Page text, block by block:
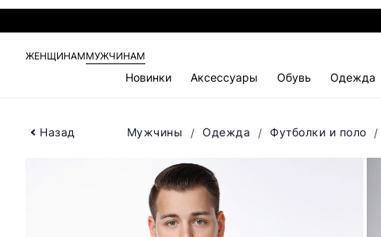
ЖЕНЩИНАММУЖЧИНАМ
Новинки Аксессуары Обувь Одежда
Назад Мужчины Одежда Футболки и поло